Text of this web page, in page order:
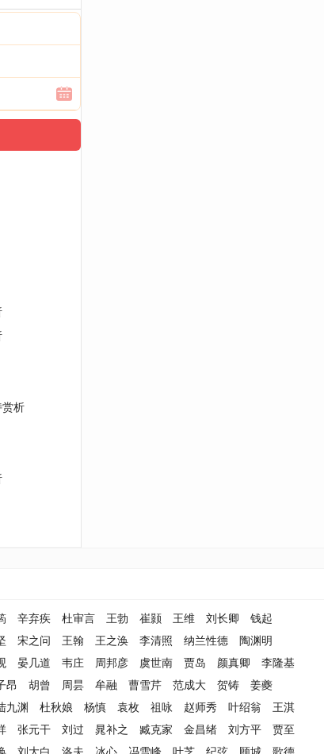
赏析
辛弃疾 杜审言 王勃 崔颢 王维 刘长卿
钱起
宋之问 王翰 王之涣 李清照 纳兰性德
陶渊明
晏几道 韦庄 周邦彦 虞世南 贾岛 颜真卿
李隆基
昂 胡曾 周昙 牟融 曹雪芹 范成大 贺铸
姜夔
九渊 杜秋娘 杨慎 袁枚 祖咏 赵师秀 叶绍翁
王淇
张元干 刘过 晁补之 臧克家 金昌绪 刘方平
贾至